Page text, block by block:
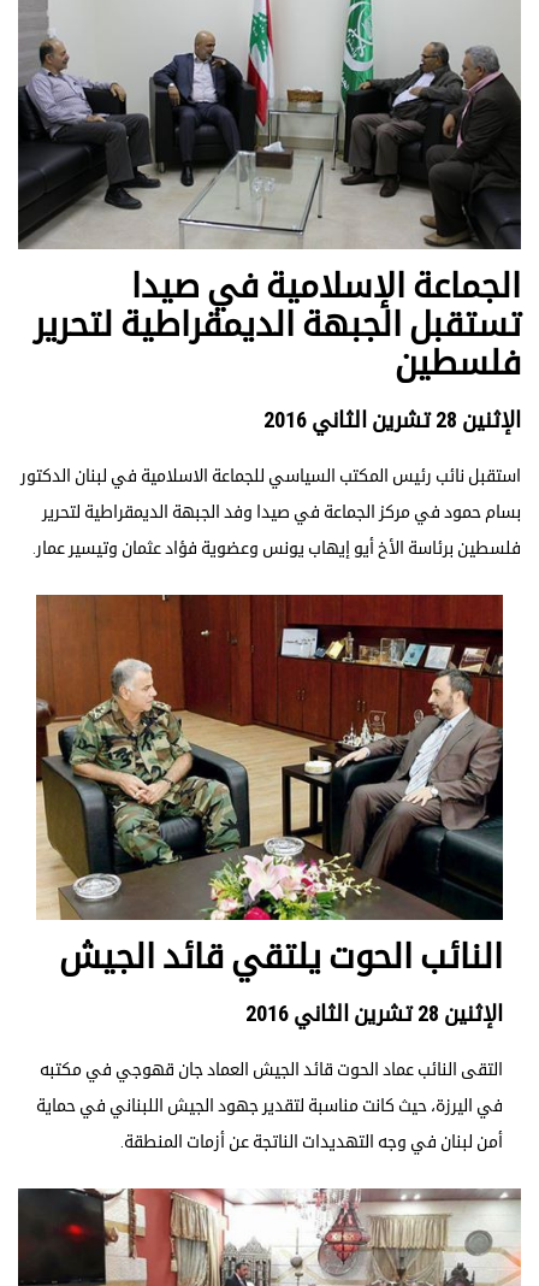
الجماعة الإسلامية في صيدا
تستقبل الجبهة الديمقراطية لتحرير
فلسطين
الإثنين 28 تشرين الثاني 2016
استقبل نائب رئيس المكتب السياسي للجماعة الاسلامية في لبنان الدكتور
بسام حمود في مركز الجماعة في صيدا وفد الجبهة الديمقراطية لتحرير
فلسطين برئاسة الأخ أيو إيهاب يونس وعضوية فؤاد عثمان وتيسير عمار.
النائب الحوت يلتقي قائد الجيش
الإثنين 28 تشرين الثاني 2016
التقى النائب عماد الحوت قائد الجيش العماد جان قهوجي في مكتبه
في ‏اليرزة، حيث كانت مناسبة لتقدير جهود الجيش اللبناني في حماية
أمن لبنان في ‏وجه التهديدات الناتجة عن أزمات المنطقة.‏